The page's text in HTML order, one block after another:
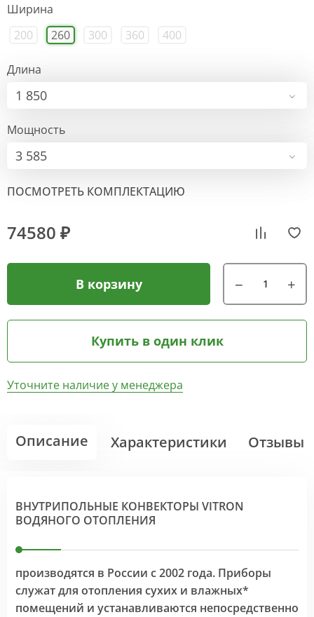
Ширина
200
260 300 360 400
Длина
1 850
Мощность
3 585
ПОСМОТРЕТЬ КОМПЛЕКТАЦИЮ
74580 ₽
В корзину
Купить в один клик
Уточните наличие у менеджера
Описание Характеристики Отзывы
ВНУТРИПОЛЬНЫЕ КОНВЕКТОРЫ VITRON
ВОДЯНОГО ОТОПЛЕНИЯ
производятся в России с 2002 года. Приборы
служат для отопления сухих и влажных*
помещений и устанавливаются непосредственно